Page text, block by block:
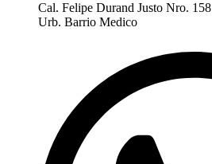
Cal. Felipe Durand Justo Nro. 158
Urb. Barrio Medico